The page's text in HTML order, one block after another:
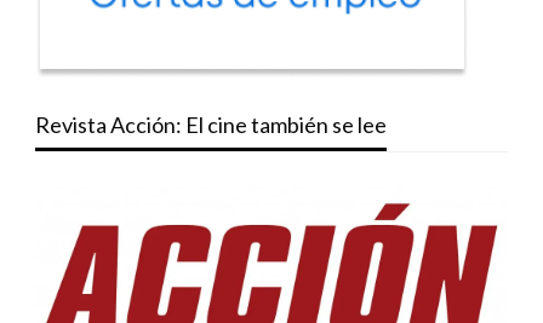
Revista Acción: El cine también se lee